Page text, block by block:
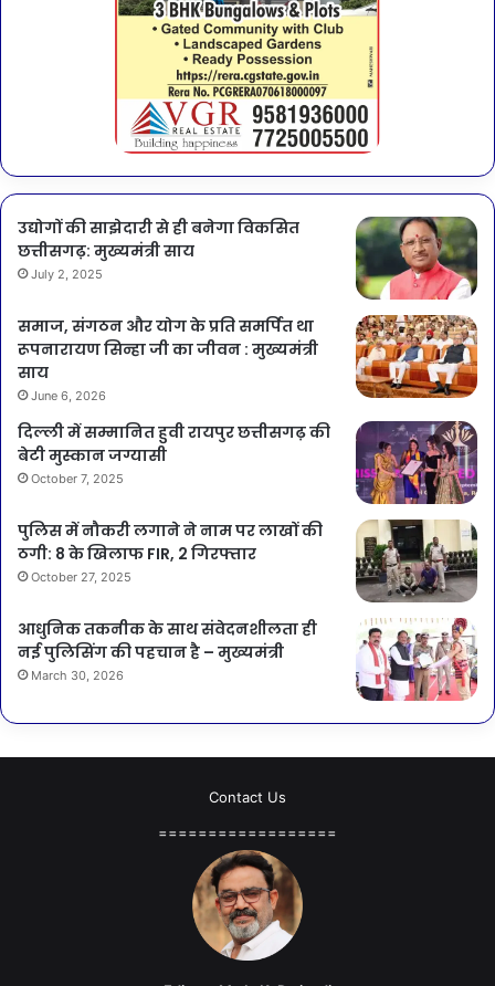
उद्योगों की साझेदारी से ही बनेगा विकसित
छत्तीसगढ़: मुख्यमंत्री साय
July 2, 2025
समाज, संगठन और योग के प्रति समर्पित था
रूपनारायण सिन्हा जी का जीवन : मुख्यमंत्री
साय
June 6, 2026
दिल्ली में सम्मानित हुवी रायपुर छत्तीसगढ़ की
बेटी मुस्कान जग्यासी
October 7, 2025
पुलिस में नौकरी लगाने ने नाम पर लाखों की
ठगी: 8 के खिलाफ FIR, 2 गिरफ्तार
October 27, 2025
आधुनिक तकनीक के साथ संवेदनशीलता ही
नई पुलिसिंग की पहचान है – मुख्यमंत्री
March 30, 2026
Contact Us
==================